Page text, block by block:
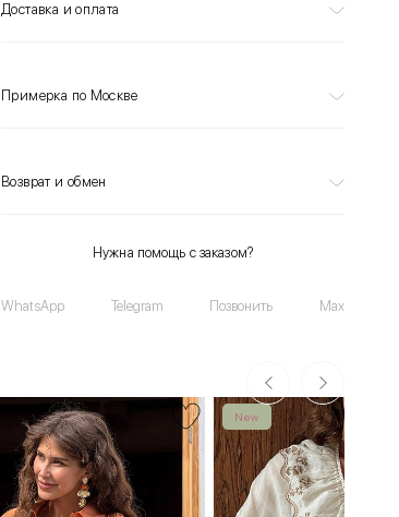
Доставка и оплата
Примерка по Москве
Возврат и обмен
Нужна помощь с заказом?
WhatsApp Telegram Позвонить Max
New